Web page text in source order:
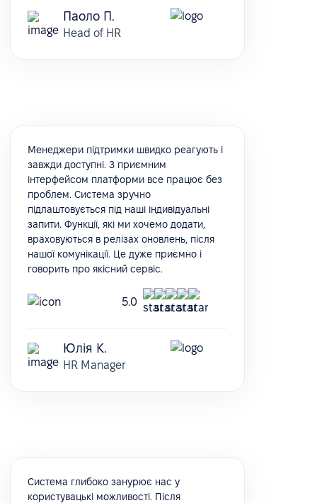
Паоло П.
Head of HR
Менеджери підтримки швидко реагують і
завжди доступні. З приємним
інтерфейсом платформи все працює без
проблем. Система зручно
підлаштовується під наші індивідуальні
запити. Функції, які ми хочемо додати,
враховуються в релізах оновлень, після
нашої комунікації. Це дуже приємно і
говорить про якісний сервіс.
5.0
Юлія К.
HR Manager
Система глибоко занурює нас у
користувацькі можливості. Після